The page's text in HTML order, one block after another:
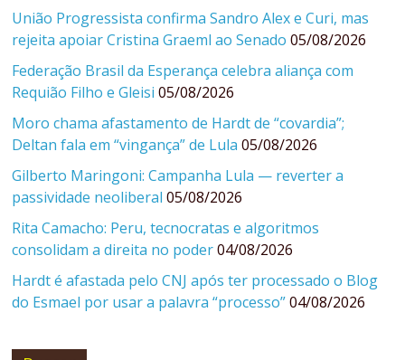
União Progressista confirma Sandro Alex e Curi, mas
rejeita apoiar Cristina Graeml ao Senado 05/08/2026
Federação Brasil da Esperança celebra aliança com
Requião Filho e Gleisi 05/08/2026
Moro chama afastamento de Hardt de “covardia”;
Deltan fala em “vingança” de Lula 05/08/2026
Gilberto Maringoni: Campanha Lula — reverter a
passividade neoliberal 05/08/2026
Rita Camacho: Peru, tecnocratas e algoritmos
consolidam a direita no poder 04/08/2026
Hardt é afastada pelo CNJ após ter processado o Blog
do Esmael por usar a palavra “processo” 04/08/2026